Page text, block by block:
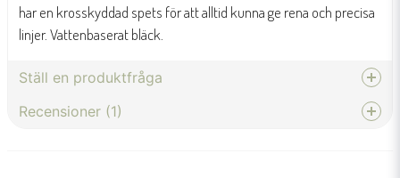
har en krosskyddad spets för att alltid kunna ge rena och precisa
linjer. Vattenbaserat bläck.
Ställ en produktfråga
question
Recensioner (1)